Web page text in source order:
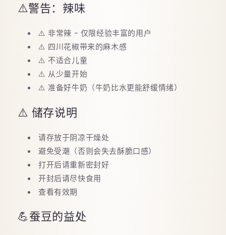
⚠️警告：辣味
⚠️ 非常辣 - 仅限经验丰富的用户
⚠️ 四川花椒带来的麻木感
⚠️ 不适合儿童
⚠️ 从少量开始
⚠️ 准备好牛奶（牛奶比水更能舒缓情绪）
⚠️ 储存说明
请存放于阴凉干燥处
避免受潮（否则会失去酥脆口感）
打开后请重新密封好
开封后请尽快食用
查看有效期
💪蚕豆的益处